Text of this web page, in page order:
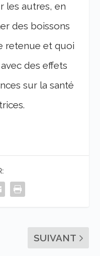
les autres, en
des boissons
retenue et quoi
des effets
sur la santé
SUIVANT